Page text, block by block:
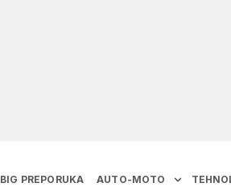
BIG PREPORUKA AUTO-MOTO